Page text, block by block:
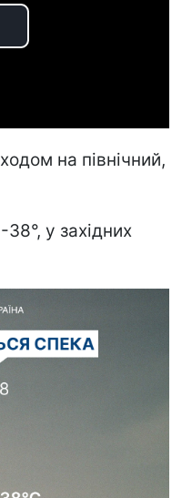
на північний,
у західних